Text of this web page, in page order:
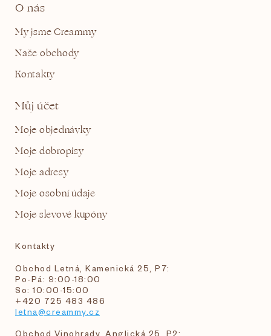
O nás
My jsme Creammy
Naše obchody
Kontakty
Můj účet
Moje objednávky
Moje dobropisy
Moje adresy
Moje osobní údaje
Moje slevové kupóny
Kontakty
Obchod Letná, Kamenická 25, P7:
Po-Pá: 9:00-18:00
So: 10:00-15:00
+420 725 483 486
letna@creammy.cz
Obchod Vinohrady, Anglická 25, P2: